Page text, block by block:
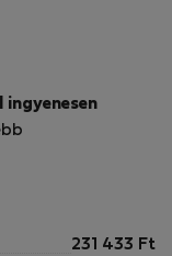
guest-only
comfort, our goal
remote-living
Work. Stay
ingyenesen
231 433 Ft